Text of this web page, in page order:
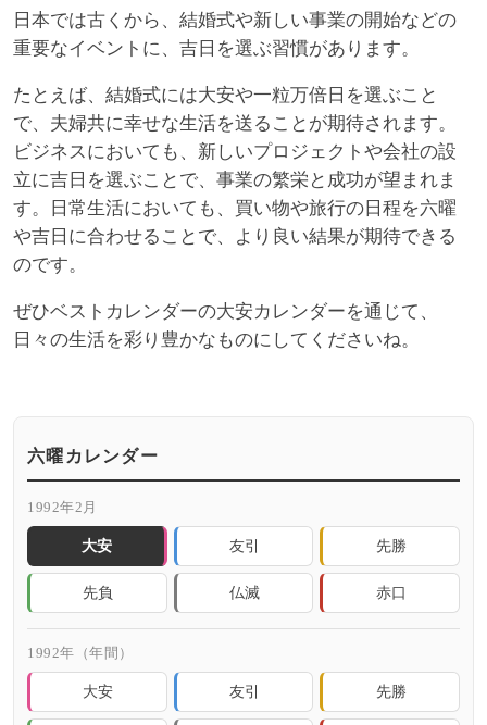
日本では古くから、結婚式や新しい事業の開始などの
重要なイベントに、吉日を選ぶ習慣があります。
たとえば、結婚式には大安や一粒万倍日を選ぶこと
で、夫婦共に幸せな生活を送ることが期待されます。
ビジネスにおいても、新しいプロジェクトや会社の設
立に吉日を選ぶことで、事業の繁栄と成功が望まれま
す。日常生活においても、買い物や旅行の日程を六曜
や吉日に合わせることで、より良い結果が期待できる
のです。
ぜひベストカレンダーの大安カレンダーを通じて、
日々の生活を彩り豊かなものにしてくださいね。
六曜カレンダー
1992年2月
大安 友引 先勝
先負 仏滅 赤口
1992年（年間）
大安 友引 先勝